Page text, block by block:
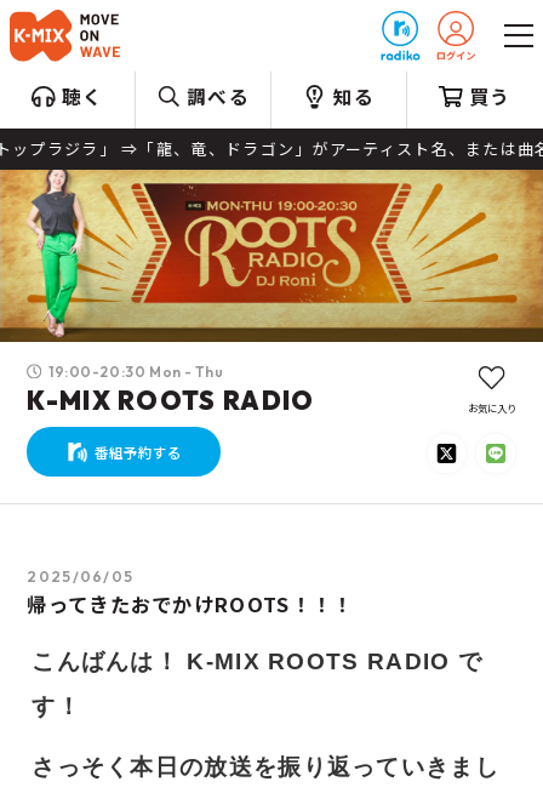
聴く 調べる 知る 買う
」 ⇒「龍、竜、ドラゴン」がアーティスト名、または曲名に
19:00-20:30 Mon - Thu
K-MIX ROOTS RADIO
番組予約する
お気に入り
2025/06/05
帰ってきたおでかけROOTS！！！
こんばんは！ K-MIX ROOTS RADIO で
す！
さっそく本日の放送を振り返っていきまし